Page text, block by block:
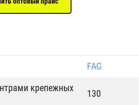
FAG
крепежных
130